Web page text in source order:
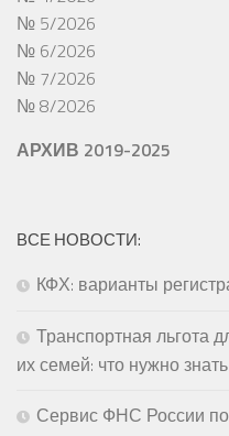
№ 5/2026
№ 6/2026
№ 7/2026
№ 8/2026
АРХИВ 2019-2025
ВСЕ НОВОСТИ:
КФХ: варианты
Транспортная льгота
их семей: что нужно знать
Сервис ФНС России